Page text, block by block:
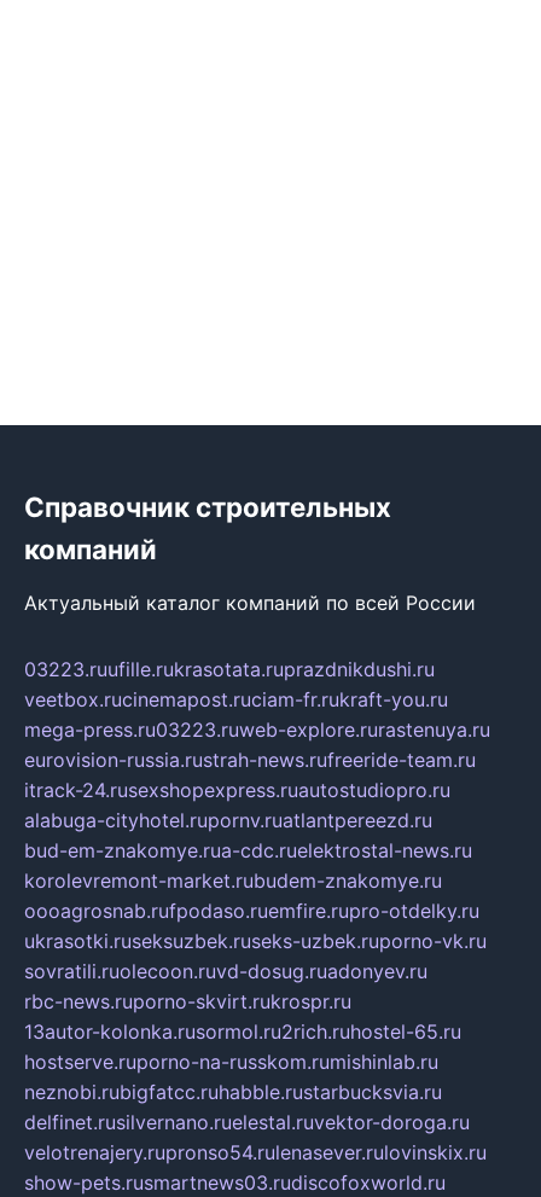
Справочник строительных
компаний
Актуальный каталог компаний по всей России
03223.ruufille.rukrasotata.ruprazdnikdushi.ru
veetbox.rucinemapost.ruciam-fr.rukraft-you.ru
mega-press.ru03223.ruweb-explore.rurastenuya.ru
eurovision-russia.rustrah-news.rufreeride-team.ru
itrack-24.rusexshopexpress.ruautostudiopro.ru
alabuga-cityhotel.rupornv.ruatlantpereezd.ru
bud-em-znakomye.rua-cdc.ruelektrostal-news.ru
korolevremont-market.rubudem-znakomye.ru
oooagrosnab.rufpodaso.ruemfire.rupro-otdelky.ru
ukrasotki.ruseksuzbek.ruseks-uzbek.ruporno-vk.ru
sovratili.ruolecoon.ruvd-dosug.ruadonyev.ru
rbc-news.ruporno-skvirt.rukrospr.ru
13autor-kolonka.rusormol.ru2rich.ruhostel-65.ru
hostserve.ruporno-na-russkom.rumishinlab.ru
neznobi.rubigfatcc.ruhabble.rustarbucksvia.ru
delfinet.rusilvernano.ruelestal.ruvektor-doroga.ru
velotrenajery.rupronso54.rulenasever.rulovinskix.ru
show-pets.rusmartnews03.rudiscofoxworld.ru